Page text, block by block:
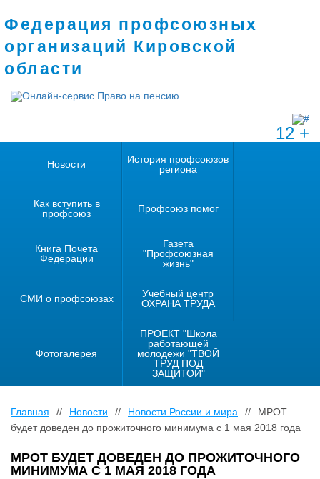
Федерация профсоюзных
организаций Кировской
области
12 +
Новости
История профсоюзов
региона
Как вступить в
профсоюз
Профсоюз помог
Книга Почета
Федерации
Газета
"Профсоюзная
жизнь"
СМИ о профсоюзах
Учебный центр
ОХРАНА ТРУДА
Фотогалерея
ПРОЕКТ "Школа
работающей
молодежи "ТВОЙ
ТРУД ПОД
ЗАЩИТОЙ"
Главная // Новости // Новости России и мира //
МРОТ
будет доведен до прожиточного минимума с 1 мая 2018 года
МРОТ БУДЕТ ДОВЕДЕН ДО ПРОЖИТОЧНОГО
МИНИМУМА С 1 МАЯ 2018 ГОДА